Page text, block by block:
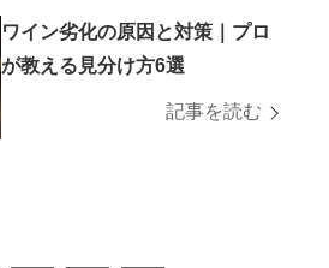
ワイン劣化の原因と対策｜プロ
が教える見分け方6選
記事を読む